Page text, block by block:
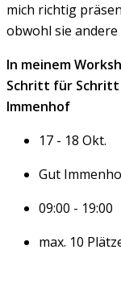
mich richtig
obwohl sie
In meinem
Schritt für Schritt
Immenhof
17 - 18 Okt.
Gut
09:00 - 19:00
max. 10